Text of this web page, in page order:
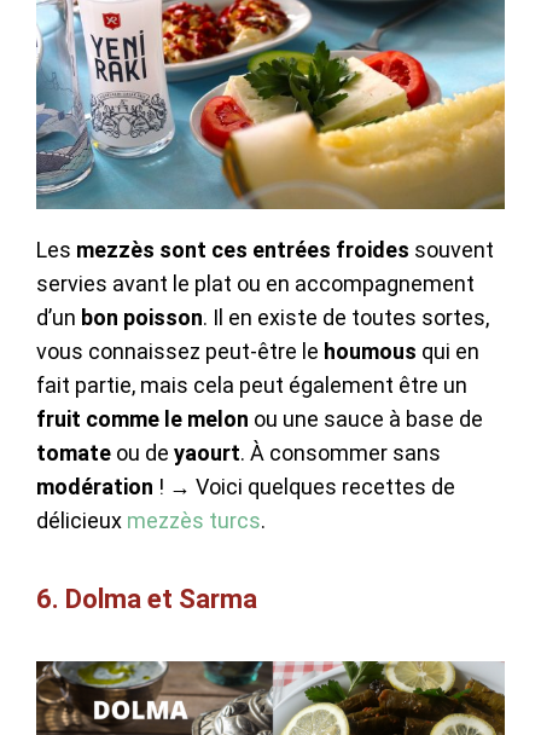
Les mezzès sont ces entrées froides souvent
servies avant le plat ou en accompagnement
d’un bon poisson. Il en existe de toutes sortes,
vous connaissez peut-être le houmous qui en
fait partie, mais cela peut également être un
fruit comme le melon ou une sauce à base de
tomate ou de yaourt. À consommer sans
modération ! → Voici quelques recettes de
délicieux mezzès turcs.
6. Dolma et Sarma